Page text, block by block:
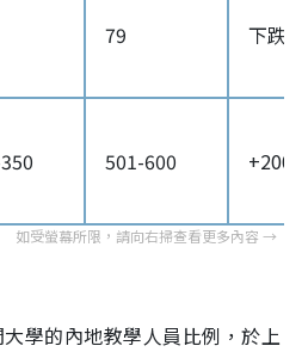
79 下跌8
501-600 +200
學的內地教學人員比例，於上